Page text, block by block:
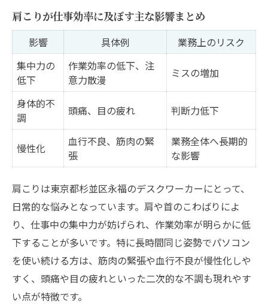
肩こりが仕事効率に及ぼす主な影響まとめ
影響 具体例
業務上のリスク
集中力の
低下
作業効率の低下、注
意力散漫
ミスの増加
身体的不
調
頭痛、目の疲れ 判断力低下
慢性化
血行不良、筋肉の緊
張
業務全体へ長期的
な影響
肩こりは東京都杉並区永福のデスクワーカーにとって、
日常的な悩みとなっています。肩や首のこわばりによ
り、仕事中の集中力が妨げられ、作業効率が明らかに低
下することが多いです。特に長時間同じ姿勢でパソコン
を使い続ける方は、筋肉の緊張や血行不良が慢性化しや
すく、頭痛や目の疲れといった二次的な不調も現れやす
い点が特徴です。